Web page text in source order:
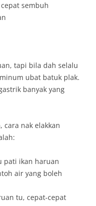
sembuh
tapi bila dah selalu
ubat batuk plak.
banyak yang
cara nak elakkan
pati ikan haruan
air yang boleh
tu, cepat-cepat